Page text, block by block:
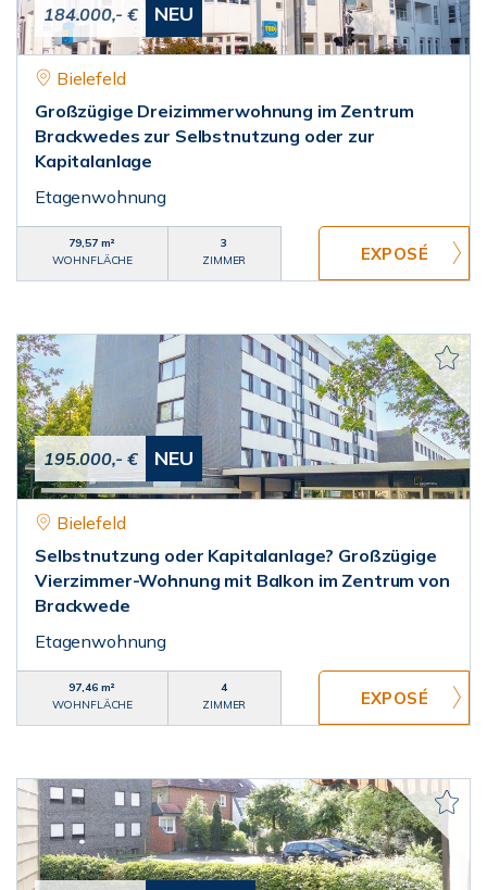
184.000,- € NEU
Bielefeld
Großzügige Dreizimmerwohnung im Zentrum
Brackwedes zur Selbstnutzung oder zur
Kapitalanlage
Etagenwohnung
79,57 m²
WOHNFLÄCHE
3
ZIMMER
195.000,- € NEU
Bielefeld
Selbstnutzung oder Kapitalanlage? Großzügige
Vierzimmer-Wohnung mit Balkon im Zentrum von
Brackwede
Etagenwohnung
97,46 m²
WOHNFLÄCHE
4
ZIMMER